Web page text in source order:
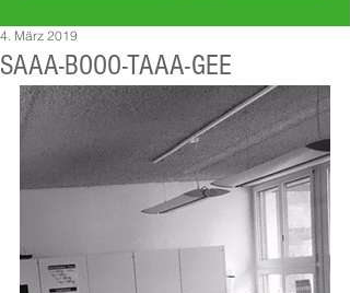
SAAA-BOOO-TAAA-GEE
4. März 2019